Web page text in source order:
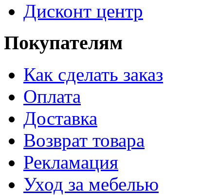
Дисконт центр
Покупателям
Как сделать заказ
Оплата
Доставка
Возврат товара
Рекламация
Уход за мебелью